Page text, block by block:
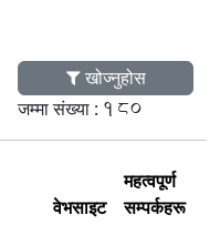
खोज्नुहोस
जम्मा संख्या : 180
वेभसाइट
महत्वपूर्ण
सम्पर्कहरू